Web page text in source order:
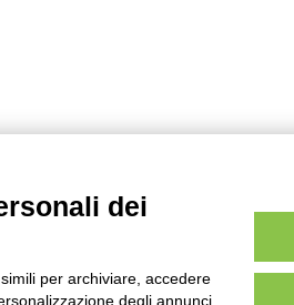
dei
per archiviare, accedere
degli annunci.